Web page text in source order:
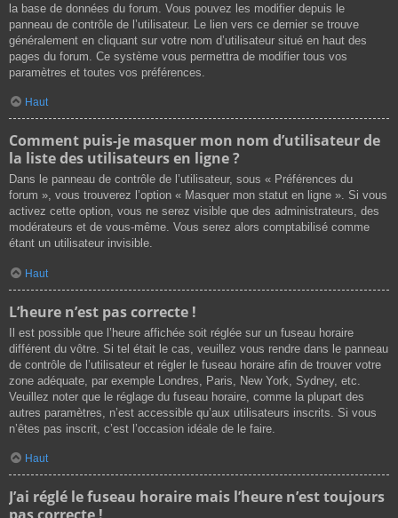
la base de données du forum. Vous pouvez les modifier depuis le
panneau de contrôle de l’utilisateur. Le lien vers ce dernier se trouve
généralement en cliquant sur votre nom d’utilisateur situé en haut des
pages du forum. Ce système vous permettra de modifier tous vos
paramètres et toutes vos préférences.
Haut
Comment puis-je masquer mon nom d’utilisateur de
la liste des utilisateurs en ligne ?
Dans le panneau de contrôle de l’utilisateur, sous « Préférences du
forum », vous trouverez l’option « Masquer mon statut en ligne ». Si vous
activez cette option, vous ne serez visible que des administrateurs, des
modérateurs et de vous-même. Vous serez alors comptabilisé comme
étant un utilisateur invisible.
Haut
L’heure n’est pas correcte !
Il est possible que l’heure affichée soit réglée sur un fuseau horaire
différent du vôtre. Si tel était le cas, veuillez vous rendre dans le panneau
de contrôle de l’utilisateur et régler le fuseau horaire afin de trouver votre
zone adéquate, par exemple Londres, Paris, New York, Sydney, etc.
Veuillez noter que le réglage du fuseau horaire, comme la plupart des
autres paramètres, n’est accessible qu’aux utilisateurs inscrits. Si vous
n’êtes pas inscrit, c’est l’occasion idéale de le faire.
Haut
J’ai réglé le fuseau horaire mais l’heure n’est toujours